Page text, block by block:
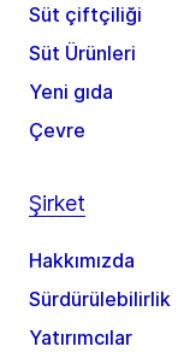
Süt çiftçiliği
Süt Ürünleri
Yeni gıda
Çevre
Şirket
Hakkımızda
Sürdürülebilirlik
Yatırımcılar